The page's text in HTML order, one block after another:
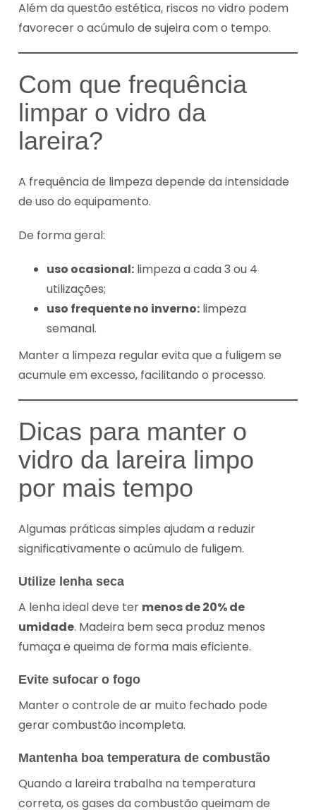
Além da questão estética, riscos no vidro podem
favorecer o acúmulo de sujeira com o tempo.
Com que frequência
limpar o vidro da
lareira?
A frequência de limpeza depende da intensidade
de uso do equipamento.
De forma geral:
uso ocasional: limpeza a cada 3 ou 4
utilizações;
uso frequente no inverno: limpeza
semanal.
Manter a limpeza regular evita que a fuligem se
acumule em excesso, facilitando o processo.
Dicas para manter o
vidro da lareira limpo
por mais tempo
Algumas práticas simples ajudam a reduzir
significativamente o acúmulo de fuligem.
Utilize lenha seca
A lenha ideal deve ter menos de 20% de
umidade. Madeira bem seca produz menos
fumaça e queima de forma mais eficiente.
Evite sufocar o fogo
Manter o controle de ar muito fechado pode
gerar combustão incompleta.
Mantenha boa temperatura de combustão
Quando a lareira trabalha na temperatura
correta, os gases da combustão queimam de